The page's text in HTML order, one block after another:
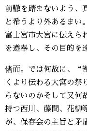
前轍を踏まないよう、
と希うより外あるまい
富士宮市大宮に伝えら
を遵奉し、その目的を
偖而。では何故に、“
くより伝わる大宮の祭
らないのかそして又
持つ西川、藤間、花柳
が、保存会の主旨と矛